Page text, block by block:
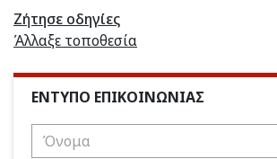
Ζήτησε οδηγίες
Άλλαξε τοποθεσία
ΕΝΤΥΠΟ ΕΠΙΚΟΙΝΩΝΙΑΣ